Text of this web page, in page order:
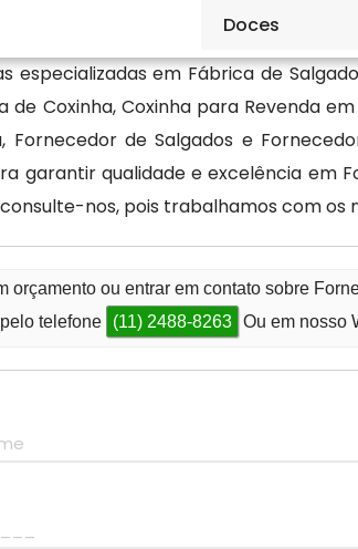
Doces
especializadas em Fábrica de
de Coxinha, Coxinha para Revenda
Fornecedor de Salgados e
garantir qualidade e excelência em
nos, pois trabalhamos com os
orçamento ou entrar em contato sobre
telefone
(11) 2488-8263 Ou em nosso